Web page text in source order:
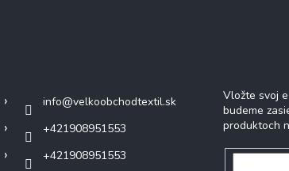
info@velkoobchodtextil.sk
+421908951553
+421908951553
Vložte svoj
budeme
produktoch